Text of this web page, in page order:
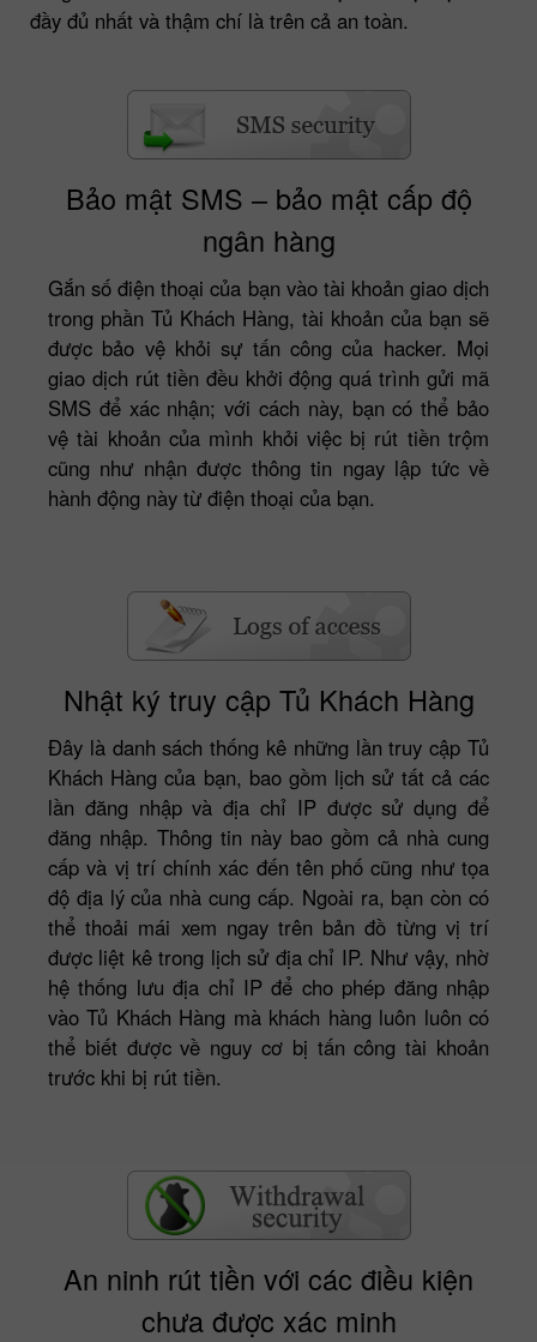
đầy đủ nhất và thậm chí là trên cả an toàn.
Bảo mật SMS – bảo mật cấp độ
ngân hàng
Gắn số điện thoại của bạn vào tài khoản giao dịch
trong phần Tủ Khách Hàng, tài khoản của bạn sẽ
được bảo vệ khỏi sự tấn công của hacker. Mọi
giao dịch rút tiền đều khởi động quá trình gửi mã
SMS để xác nhận; với cách này, bạn có thể bảo
vệ tài khoản của mình khỏi việc bị rút tiền trộm
cũng như nhận được thông tin ngay lập tức về
hành động này từ điện thoại của bạn.
Nhật ký truy cập Tủ Khách Hàng
Đây là danh sách thống kê những lần truy cập Tủ
Khách Hàng của bạn, bao gồm lịch sử tất cả các
lần đăng nhập và địa chỉ IP được sử dụng để
đăng nhập. Thông tin này bao gồm cả nhà cung
cấp và vị trí chính xác đến tên phố cũng như tọa
độ địa lý của nhà cung cấp. Ngoài ra, bạn còn có
thể thoải mái xem ngay trên bản đồ từng vị trí
được liệt kê trong lịch sử địa chỉ IP. Như vậy, nhờ
hệ thống lưu địa chỉ IP để cho phép đăng nhập
vào Tủ Khách Hàng mà khách hàng luôn luôn có
thể biết được về nguy cơ bị tấn công tài khoản
trước khi bị rút tiền.
An ninh rút tiền với các điều kiện
chưa được xác minh